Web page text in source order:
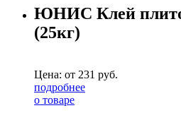
ЮНИС Клей
(25кг)
Цена: от 231 руб.
подробнее
о товаре